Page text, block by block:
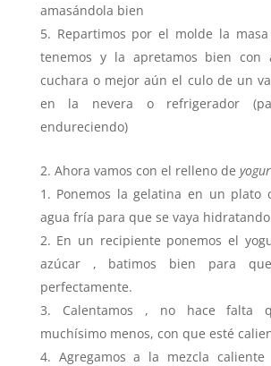
amasándola bien
Repartimos por el molde la
tenemos y la apretamos bien con
cuchara o mejor aún el culo de un
en la nevera o refrigerador
endureciendo)
Ahora vamos con el relleno de yogur
Ponemos la gelatina en un plato
agua fría para que se vaya
En un recipiente ponemos el
azúcar , batimos bien para
perfectamente.
Calentamos , no hace falta
muchísimo menos, con que esté
Agregamos a la mezcla